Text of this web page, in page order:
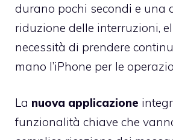
durano pochi secondi e una
riduzione delle interruzioni,
necessità di prendere
mano l’iPhone per le
La nuova applicazione
funzionalità chiave che